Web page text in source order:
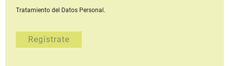
Tratamiento del Datos Personal.